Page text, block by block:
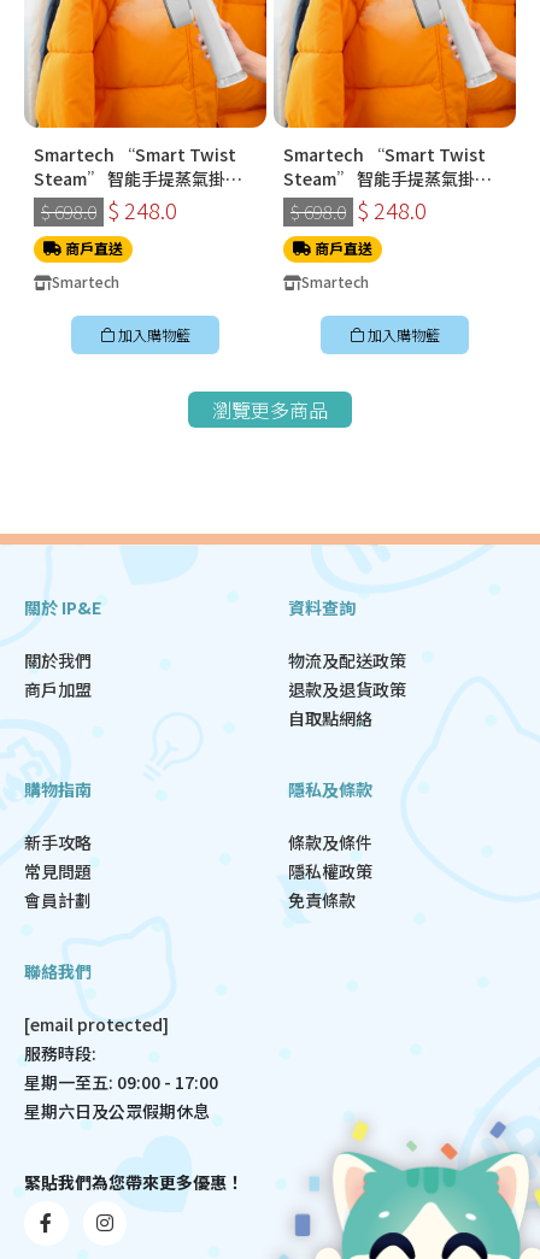
Smartech “Smart Twist
Steam” 智能手提蒸氣掛燙
機 (SS-8108)
$ 698.0 $ 248.0
商戶直送
Smartech
加入購物籃
Smartech “Smart Twist
Steam” 智能手提蒸氣掛燙
機 (SS-8108)
$ 698.0 $ 248.0
商戶直送
Smartech
加入購物籃
瀏覽更多商品
關於 IP&E
關於我們
商戶加盟
資料查詢
物流及配送政策
退款及退貨政策
自取點網絡
購物指南
新手攻略
常見問題
會員計劃
隱私及條款
條款及條件
隱私權政策
免責條款
聯絡我們
[email protected]
服務時段:
星期一至五: 09:00 - 17:00
星期六日及公眾假期休息
緊貼我們為您帶來更多優惠！